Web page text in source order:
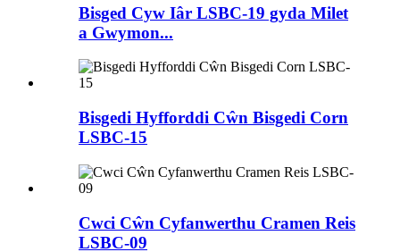
Bisged Cyw Iâr LSBC-19 gyda Milet
a Gwymon...
Bisgedi Hyfforddi Cŵn Bisgedi Corn
LSBC-15
Cwci Cŵn Cyfanwerthu Cramen Reis
LSBC-09